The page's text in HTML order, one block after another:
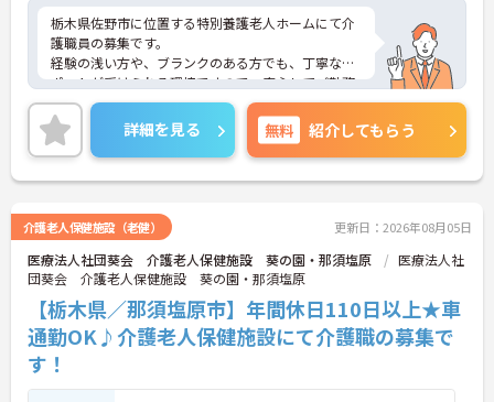
栃木県佐野市に位置する特別養護老人ホームにて介
護職員の募集です。
経験の浅い方や、ブランクのある方でも、丁寧なサ
ポートが受けられる環境ですので、安心してご勤務
いただけます！
正社員登用の実績が多数がありますので、働きなが
らスキルアップし、長く働く選択をしていただくこ
ともできます！
ご興味のある方には、面接対策ポイントなど、さら
ださい。
詳細を見る 無料 紹介してもらう
介護老人保健施設（老健） 更新日：2026年08月05日
医療法人社団葵会 介護老人保健施設 葵の園・那須塩原
医療法人社
団葵会 介護老人保健施設 葵の園・那須塩原
【栃木県／那須塩原市】年間休日110日以上★車
通勤OK♪介護老人保健施設にて介護職の募集で
す！